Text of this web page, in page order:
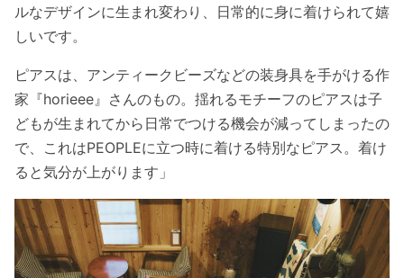
ルなデザインに生まれ変わり、日常的に身に着けられて嬉
しいです。
ピアスは、アンティークビーズなどの装身具を手がける作
家『horieee』さんのもの。揺れるモチーフのピアスは子
どもが生まれてから日常でつける機会が減ってしまったの
で、これはPEOPLEに立つ時に着ける特別なピアス。着け
ると気分が上がります」